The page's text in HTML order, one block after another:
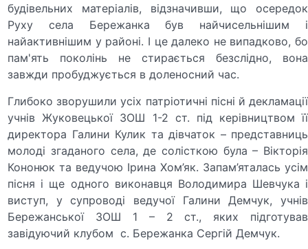
будівельних матеріалів, відзначивши, що осередок
Руху села Бережанка був найчисельнішим і
найактивнішим у районі. І це далеко не випадково, бо
пам'ять поколінь не стирається безслідно, вона
завжди пробуджується в доленосний час.
Глибоко зворушили усіх патріотичні пісні й декламації
учнів Жуковецької ЗОШ 1-2 ст. під керівництвом її
директора Галини Кулик та дівчаток – представниць
молоді згаданого села, де солісткою була – Вікторія
Кононюк та ведучою Ірина Хом’як. Запам’яталась усім
пісня і ще одного виконавця Володимира Шевчука і
виступ, у супроводі ведучої Галини Демчук, учнів
Бережанської ЗОШ 1 – 2 ст., яких підготував
завідуючий клубом с. Бережанка Сергій Демчук.